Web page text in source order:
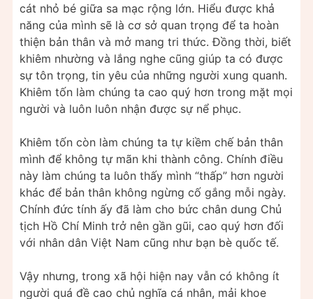
cát nhỏ bé giữa sa mạc rộng lớn. Hiểu được khả
năng của mình sẽ là cơ sở quan trọng để ta hoàn
thiện bản thân và mở mang tri thức. Đồng thời, biết
khiêm nhường và lắng nghe cũng giúp ta có được
sự tôn trọng, tin yêu của những người xung quanh.
Khiêm tốn làm chúng ta cao quý hơn trong mặt mọi
người và luôn luôn nhận được sự nể phục.
Khiêm tốn còn làm chúng ta tự kiềm chế bản thân
mình để không tự mãn khi thành công. Chính điều
này làm chúng ta luôn thấy mình “thấp” hơn người
khác để bản thân không ngừng cố gắng mỗi ngày.
Chính đức tính ấy đã làm cho bức chân dung Chủ
tịch Hồ Chí Minh trở nên gần gũi, cao quý hơn đối
với nhân dân Việt Nam cũng như bạn bè quốc tế.
Vậy nhưng, trong xã hội hiện nay vẫn có không ít
người quá đề cao chủ nghĩa cá nhân, mải khoe